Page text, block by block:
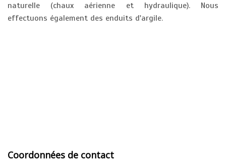
naturelle (chaux aérienne et hydraulique). Nous
effectuons également des enduits d'argile.
Coordonnées de contact